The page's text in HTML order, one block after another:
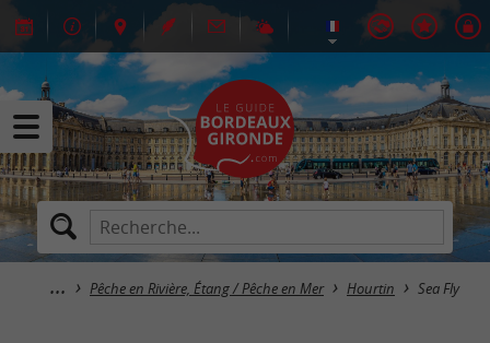
Pêche en Rivière, Étang / Pêche en Mer Hourtin Sea Fly